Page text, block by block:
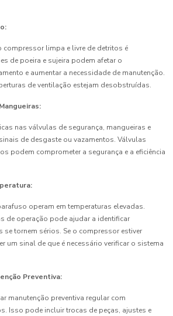
compressor limpa e livre de detritos é
de poeira e sujeira podem afetar o
e aumentar a necessidade de manutenção.
de ventilação estejam desobstruídas.
nas válvulas de segurança, mangueiras e
de desgaste ou vazamentos. Válvulas
podem comprometer a segurança e a eficiência
operam em temperaturas elevadas.
de operação pode ajudar a identificar
se tornem sérios. Se o compressor estiver
um sinal de que é necessário verificar o sistema
Preventiva:
manutenção preventiva regular com
Isso pode incluir trocas de peças, ajustes e